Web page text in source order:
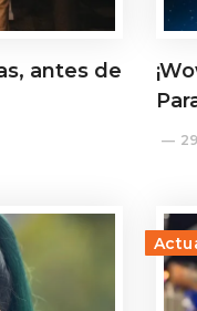
antes de